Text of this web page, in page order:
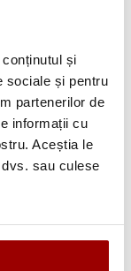
și
sociale și pentru
partenerilor de
informații cu
Aceștia le
sau culese